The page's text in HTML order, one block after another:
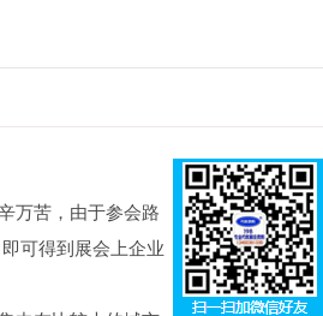
万苦，由于参会路
可得到展会上企业